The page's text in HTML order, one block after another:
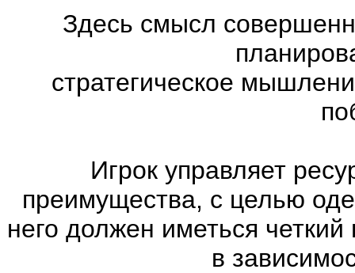
Здесь смысл
стратегическое
Игрок управляет
преимущества, с целью
него должен иметься
в